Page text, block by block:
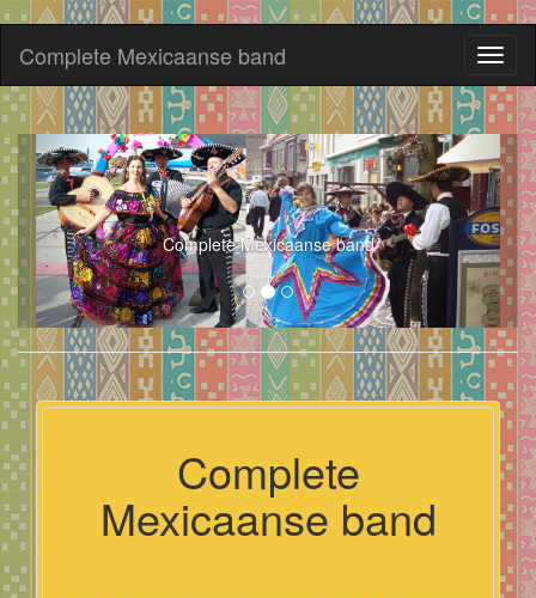
Complete Mexicaanse band
Complete Mexicaanse band
Complete
Mexicaanse band